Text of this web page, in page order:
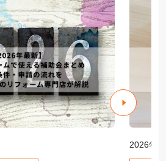
2026年7